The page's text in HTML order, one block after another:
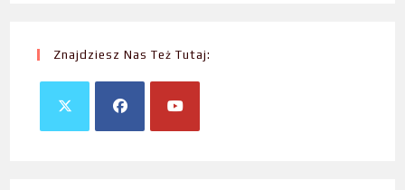
Znajdziesz Nas Też Tutaj: